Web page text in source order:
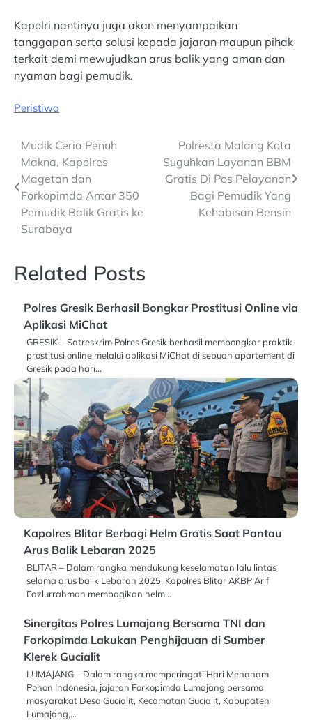
Kapolri nantinya juga akan menyampaikan
tanggapan serta solusi kepada jajaran maupun pihak
terkait demi mewujudkan arus balik yang aman dan
nyaman bagi pemudik.
Peristiwa
Post
navigation
Mudik Ceria Penuh
Makna, Kapolres
Magetan dan
Forkopimda Antar 350
Pemudik Balik Gratis ke
Surabaya
Polresta Malang Kota
Suguhkan Layanan BBM
Gratis Di Pos Pelayanan
Bagi Pemudik Yang
Kehabisan Bensin
Related Posts
Polres Gresik Berhasil Bongkar Prostitusi Online via
Aplikasi MiChat
GRESIK – Satreskrim Polres Gresik berhasil membongkar praktik
prostitusi online melalui aplikasi MiChat di sebuah apartement di
Gresik pada hari…
Kapolres Blitar Berbagi Helm Gratis Saat Pantau
Arus Balik Lebaran 2025
BLITAR – Dalam rangka mendukung keselamatan lalu lintas
selama arus balik Lebaran 2025, Kapolres Blitar AKBP Arif
Fazlurrahman membagikan helm…
Sinergitas Polres Lumajang Bersama TNI dan
Forkopimda Lakukan Penghijauan di Sumber
Klerek Gucialit
LUMAJANG – Dalam rangka memperingati Hari Menanam
Pohon Indonesia, jajaran Forkopimda Lumajang bersama
masyarakat Desa Gucialit, Kecamatan Gucialit, Kabupaten
Lumajang,…